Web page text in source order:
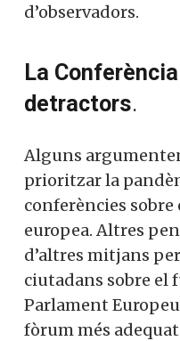
d’observadors.
La
detractors.
Alguns
prioritzar la
conferències
europea. Altres
d’altres mitjans
ciutadans sobre el
Parlament
fòrum més